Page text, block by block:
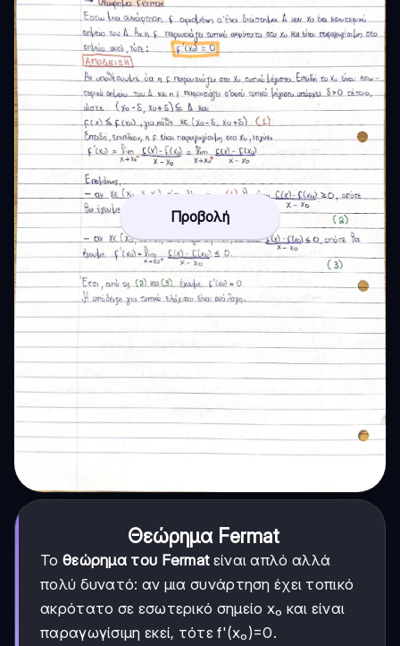
Προβολή
Θεώρημα Fermat
Το θεώρημα του Fermatείναι απλό αλλά
πολύ δυνατό: αν μια συνάρτηση έχει τοπικό
ακρότατο σε εσωτερικό σημείο x₀ και είναι
παραγωγίσιμη εκεί, τότε f'(x₀)=0.